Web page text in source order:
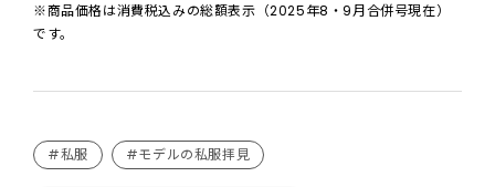
※商品価格は消費税込みの総額表示（2025年8・9月合併号現在）
です。
#私服 #モデルの私服拝見